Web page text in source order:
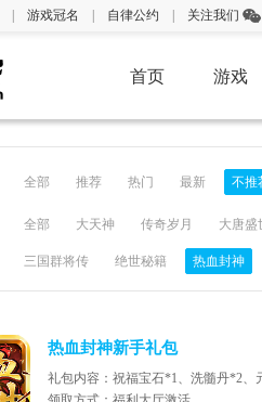
游戏冠名 自律公约 关注我们
首页 游戏
全部 推荐 热门 最新 不推
全部 大天神 传奇岁月 大唐盛
三国群将传 绝世秘籍 热血封神
热血封神新手礼包
礼包内容：祝福宝石*1、洗髓丹*2、